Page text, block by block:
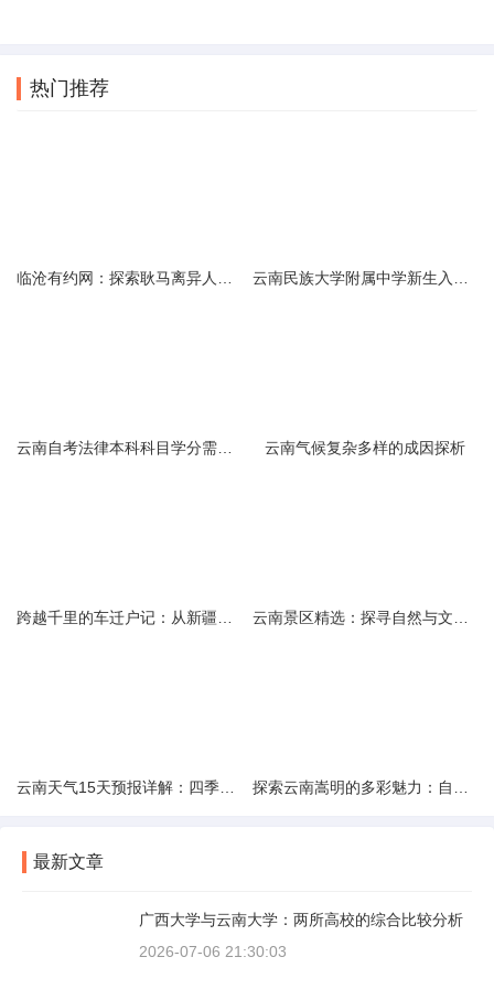
热门推荐
云南气候复杂多样的成因探析
最新文章
广西大学与云南大学：两所高校的综合比较分析
2026-07-06 21:30:03